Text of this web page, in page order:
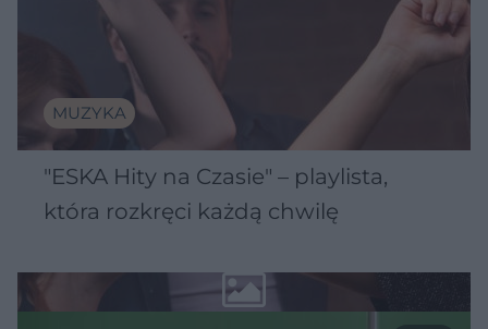
MUZYKA
"ESKA Hity na Czasie" – playlista,
która rozkręci każdą chwilę